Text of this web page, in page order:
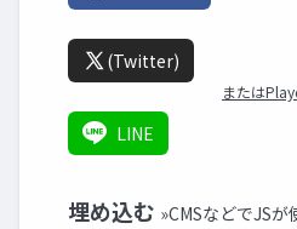
(Twitter)
または
LINE
埋め込む »CMSなどでJS